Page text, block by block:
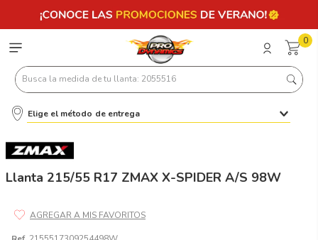
0
Busca la medida de tu llanta: 2055516
Elige el método de entrega
Llanta 215/55 R17 ZMAX X-SPIDER A/S 98W
Términos más buscados